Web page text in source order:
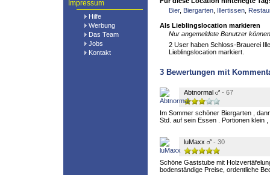
Impressum
Hilfe
Werbung
Das Team
Jobs
Kontakt
Bier, Biergarten Illertissen
Als Lieblingslocation markieren
Nur angemeldete Benutzer
2 User haben Schloss-Brauerei
Lieblingslocation markiert.
3 Bewertungen mit
Abtnormal - 67
Im Sommer schöner Biergarten ,
Std. auf sein Essen . Portionen klein
luMaxx - 30
Schöne Gaststube mit
bodenständige Preise, ordentliche